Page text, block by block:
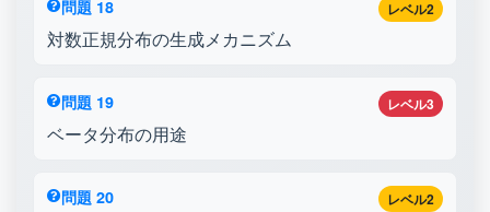
レベル2
問題 18
対数正規分布の生成メカニズム
レベル3
問題 19
ベータ分布の用途
レベル2
問題 20